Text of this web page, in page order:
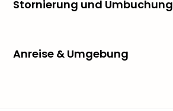
Stornierung und Umbuchung
Anreise & Umgebung